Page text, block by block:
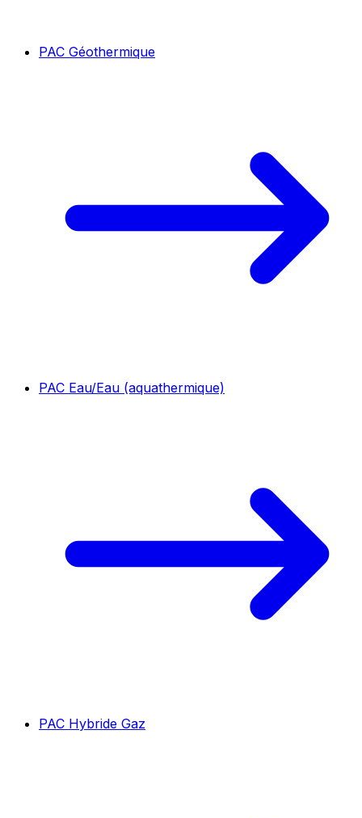
PAC Géothermique
PAC Eau/Eau (aquathermique)
PAC Hybride Gaz